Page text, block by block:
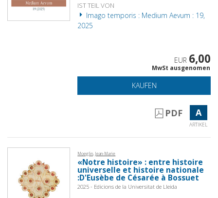
IST TEIL VON
Imago temporis : Medium Aevum : 19,
2025
EUR 6,00
MwSt ausgenomen
KAUFEN
PDF A
ARTIKEL
Moeglin, Jean-Marie
«Notre histoire» : entre histoire
universelle et histoire nationale
:D'Eusèbe de Césarée à Bossuet
2025 - Edicions de la Universitat de Lleida